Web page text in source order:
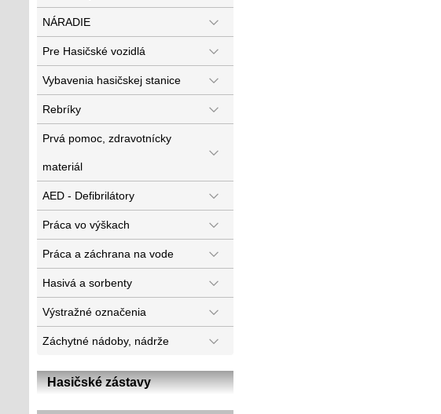
NÁRADIE
Pre Hasičské vozidlá
Vybavenia hasičskej stanice
Rebríky
Prvá pomoc, zdravotnícky
materiál
AED - Defibrilátory
Práca vo výškach
Práca a záchrana na vode
Hasivá a sorbenty
Výstražné označenia
Záchytné nádoby, nádrže
Hasičské zástavy